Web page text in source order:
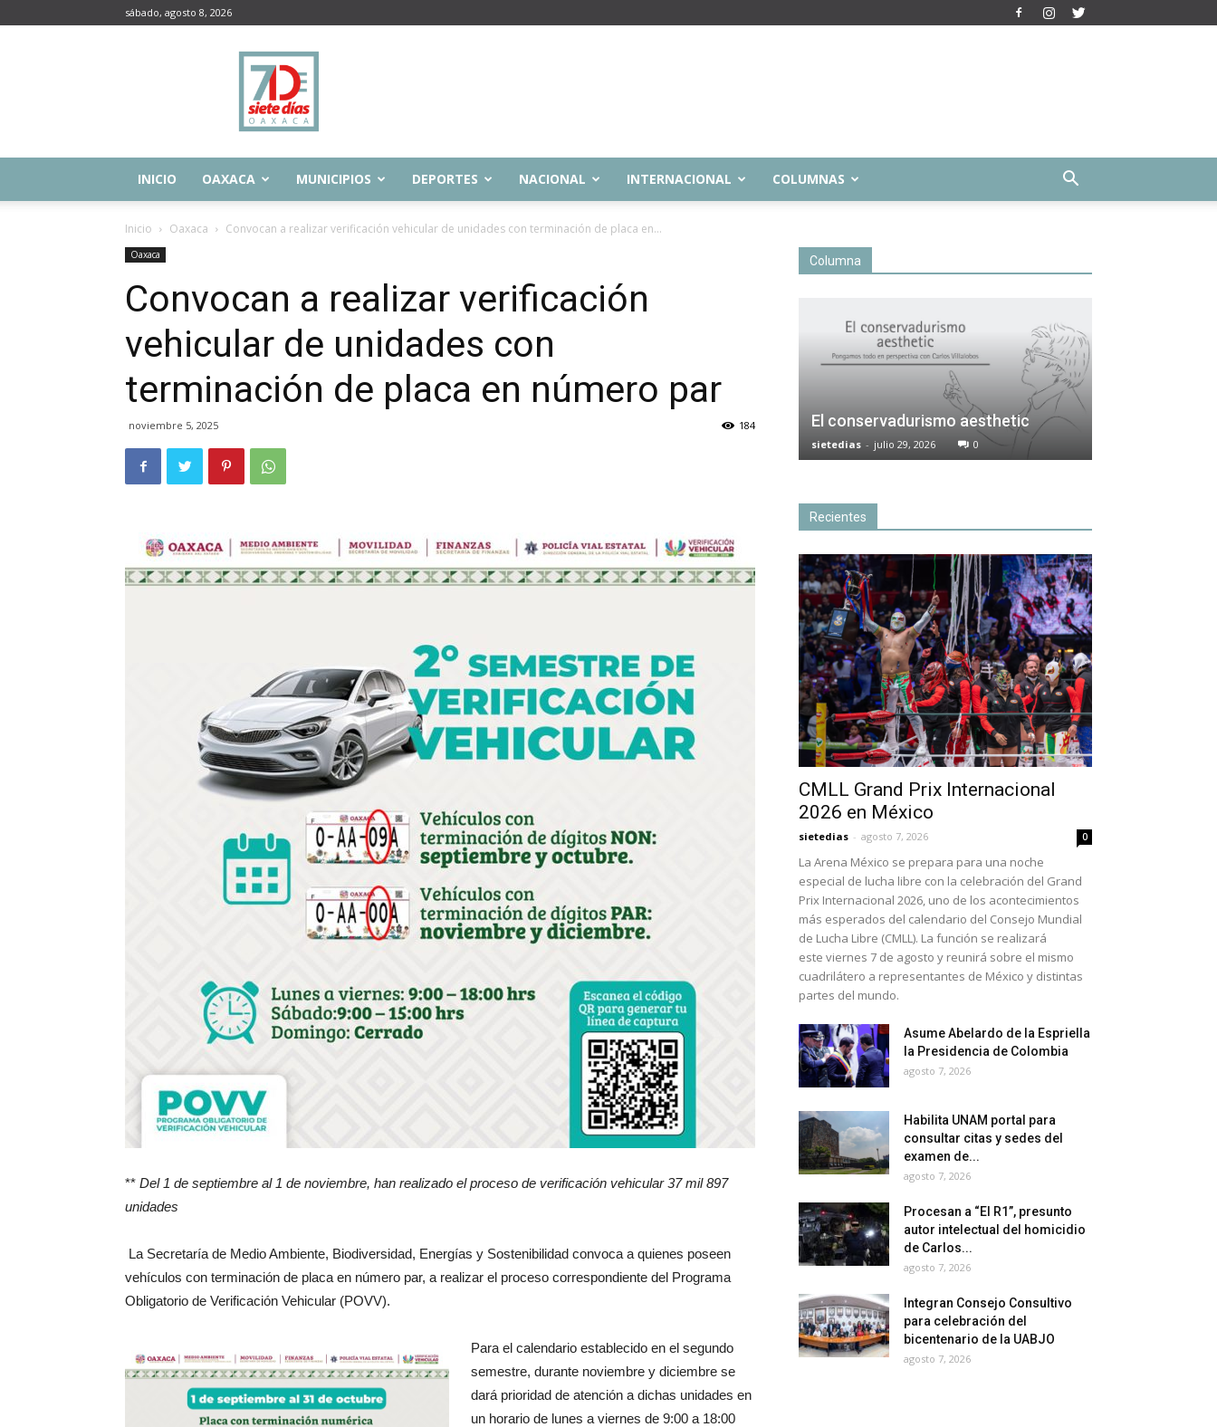
sábado, agosto 8, 2026
Siete
Días
Oaxaca
INICIO OAXACA MUNICIPIOS DEPORTES NACIONAL INTERNACIONAL COLUMNAS
Inicio Oaxaca Convocan a realizar verificación vehicular de unidades con terminación de placa en...
Oaxaca
Convocan a realizar verificación
vehicular de unidades con
terminación de placa en número par
noviembre 5, 2025 184
** Del 1 de septiembre al 1 de noviembre, han realizado el proceso de verificación vehicular 37 mil 897
unidades
La Secretaría de Medio Ambiente, Biodiversidad, Energías y Sostenibilidad convoca a quienes poseen
vehículos con terminación de placa en número par, a realizar el proceso correspondiente del Programa
Obligatorio de Verificación Vehicular (POVV).
Para el calendario establecido en el segundo
semestre, durante noviembre y diciembre se
dará prioridad de atención a dichas unidades en
un horario de lunes a viernes de 9:00 a 18:00
Columna
El conservadurismo aesthetic
sietedias - julio 29, 2026 0
Recientes
CMLL Grand Prix Internacional
2026 en México
sietedias - agosto 7, 2026 0
La Arena México se prepara para una noche
especial de lucha libre con la celebración del Grand
Prix Internacional 2026, uno de los acontecimientos
más esperados del calendario del Consejo Mundial
de Lucha Libre (CMLL). La función se realizará
este viernes 7 de agosto y reunirá sobre el mismo
cuadrilátero a representantes de México y distintas
partes del mundo.
Asume Abelardo de la Espriella
la Presidencia de Colombia
agosto 7, 2026
Habilita UNAM portal para
consultar citas y sedes del
examen de...
agosto 7, 2026
Procesan a “El R1”, presunto
autor intelectual del homicidio
de Carlos...
agosto 7, 2026
Integran Consejo Consultivo
para celebración del
bicentenario de la UABJO
agosto 7, 2026